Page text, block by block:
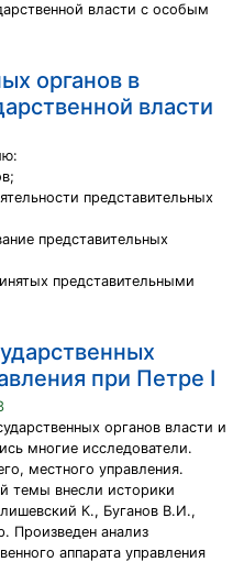
власти с особым
органов в
власти
представительных
представительных
представительными
при Петре I
органов власти и
многие исследователи.
местного управления.
темы внесли историки
К., Буганов В.И.,
Произведен анализ
аппарата управления